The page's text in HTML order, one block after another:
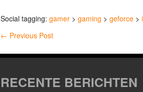
Social tagging: gamer > gaming > geforce >
← Previous Post
RECENTE BERICHTEN